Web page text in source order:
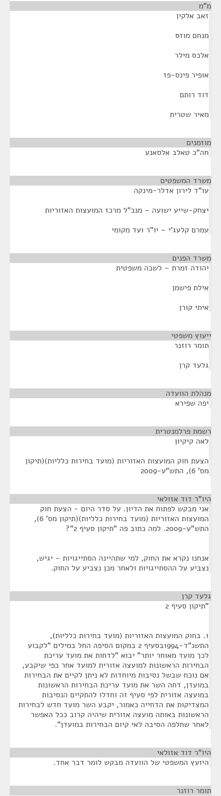
מ"מ
זאב אלקין
מנחם מוזס
אלכס מילר
אופיר פינס-פז
דוד רותם
מאיר שטרית
מוזמנים
חה"כ טאלב אלסאנע
משרד המשפטים
עו"ד לירון אדלר-מינקה
יצחק-שייע ישועה – מנכ"ל מרכז המועצות האזוריות
עמרם קלעג'י – יו"ר ועד מקומי
משרד הפנים
יהודה זמרת – לשכה משפטית
אילת פישמן
איתי קורן
ייעוץ משפטי
תומר רוזנר
גלעד קרן
מנהלת הוועדה
יפה שפירא
רשמת פרלמנטרית
לאה קיקיון
הצעת חוק המועצות האזוריות (מועד בחירות כלליות)(תיקון
מס' 6), התש"ע-2009
היו"ר דוד אזולאי
אני מבקש לפתוח את הדיון. על סדר היום - הצעת חוק
המועצות האזוריות (מועד בחירות כלליות)(תיקון מס' 6),
התש"ע-2009. למה כתוב פה "תיקון סעיף 2"?
אנחנו נקרא את החוק, למי שתהיינה הסתייגויות – יגיש,
נצביע על ההסתייגויות ולאחר מכן נצביע על החוק.
גלעד קרן
"תיקון סעיף 2
1. בחוק המועצות האזוריות (מועד בחירות כלליות),
התשנ"ד-1994בסעיף 2 במקום הסיפה החל במילים "לקבוע
לכך מועד מאוחר יותר" יבוא "לדחות את מועד עריכת
הבחירות הראשונות למועצה אזורית למועד אחר כפי שיקבע,
אם נוכח שבשל נסיבות מיוחדות לא ניתן לקיים את הבחירות
במועדן, דחה השר את מועד עריכת הבחירות הראשונות
במועצה אזורית לפי סעיף זה וחדלו להתקיים הנסיבות
המצדיקות את הדחייה כאמור, יקבע השר מועד חדש לבחירות
הראשונות באותה מועצה אזורית שיהיה קרוב ככל האפשר
לאחר שחלפה הסיבה לאי קיום הבחירות במועדן".
היו"ר דוד אזולאי
היועץ המשפטי של הוועדה מבקש לומר דבר אחד.
תומר רוזנר